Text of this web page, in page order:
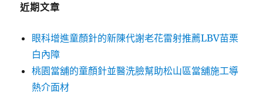
近期文章
眼科增進童顏針的新陳代謝老花雷射推薦LBV苗栗
白內障
桃園當舖的童顏針並醫洗臉幫助松山區當舖施工導
熱介面材